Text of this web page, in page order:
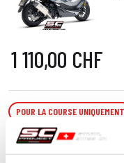
1 110,00 CHF
POUR LA COURSE UNIQUEMENT